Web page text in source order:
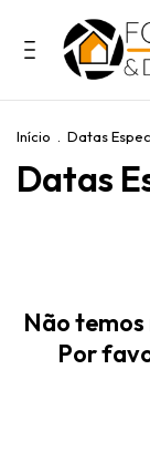
Início Datas
Datas
Não
Por